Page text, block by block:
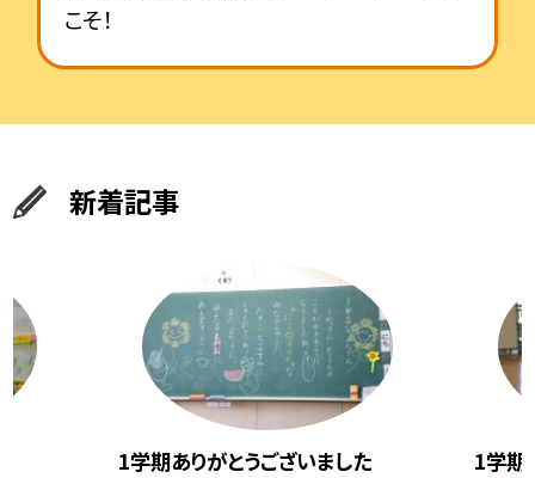
こそ！
新着記事
1学期ありがとうございました
1学期